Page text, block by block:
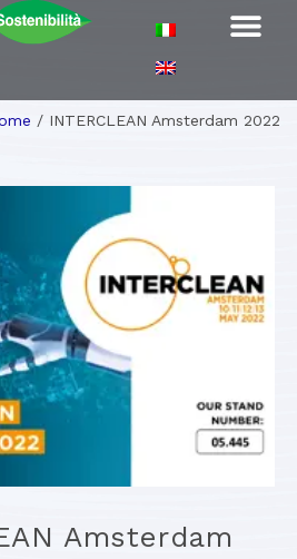
/ INTERCLEAN Amsterdam 2022
Amsterdam